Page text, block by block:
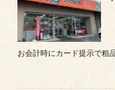
お会計時にカード提示で粗